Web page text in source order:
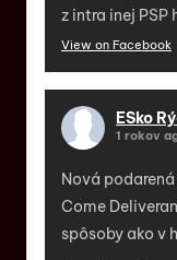
z intra inej
View on Facebook
ESko
1 rokov
Nová
Come
spôsoby ako v